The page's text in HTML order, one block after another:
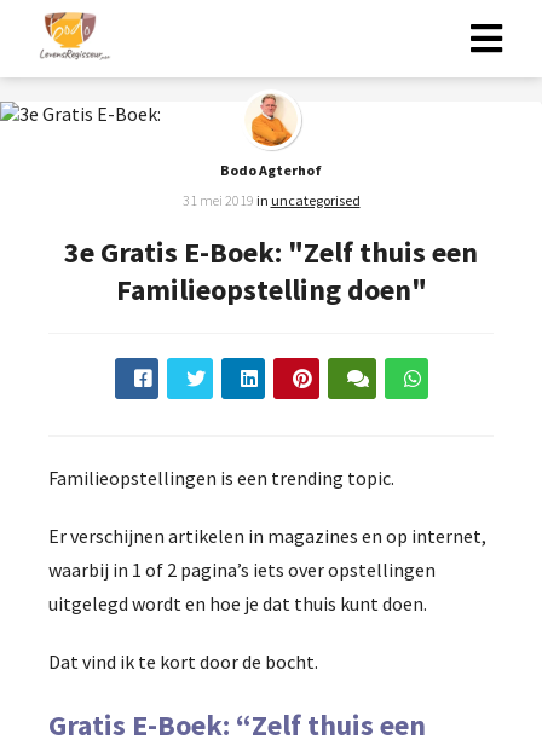
Bodo Agterhof
31 mei 2019 in uncategorised
3e Gratis E-Boek: "Zelf thuis een
Familieopstelling doen"
Familieopstellingen is een trending topic.
Er verschijnen artikelen in magazines en op internet,
waarbij in 1 of 2 pagina’s iets over opstellingen
uitgelegd wordt en hoe je dat thuis kunt doen.
Dat vind ik te kort door de bocht.
Gratis E-Boek: “Zelf thuis een